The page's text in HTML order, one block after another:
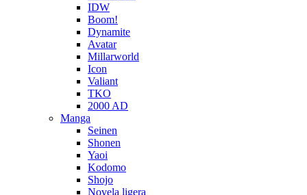
IDW
Boom!
Dynamite
Avatar
Millarworld
Icon
Valiant
TKO
2000 AD
Manga
Seinen
Shonen
Yaoi
Kodomo
Shojo
Novela ligera